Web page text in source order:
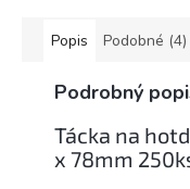
Popis Podobné (4)
Podrobný
Tácka na
x 78mm